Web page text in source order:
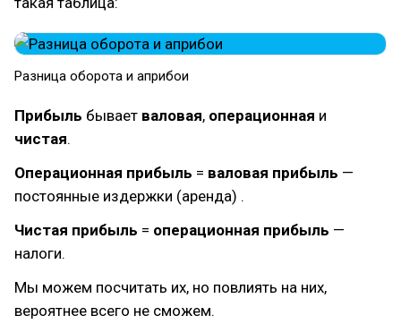
Разница оборота и априбои
Прибыль бывает валовая, операционная и
чистая.
Операционная прибыль = валовая прибыль —
постоянные издержки (аренда) .
Чистая прибыль = операционная прибыль —
налоги.
Мы можем посчитать их, но повлиять на них,
вероятнее всего не сможем.